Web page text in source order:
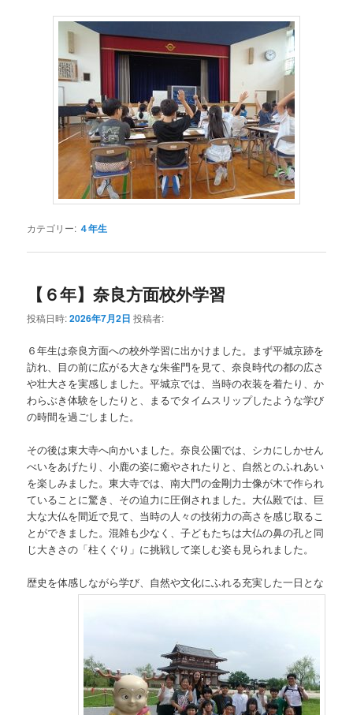
カテゴリー: ４年生
【６年】奈良方面校外学習
投稿日時:2026年7月2日 投稿者:
６年生は奈良方面への校外学習に出かけました。まず平城京跡を
訪れ、目の前に広がる大きな朱雀門を見て、奈良時代の都の広さ
や壮大さを実感しました。平城京では、当時の衣装を着たり、か
わらぶき体験をしたりと、まるでタイムスリップしたような学び
の時間を過ごしました。
その後は東大寺へ向かいました。奈良公園では、シカにしかせん
べいをあげたり、小鹿の姿に癒やされたりと、自然とのふれあい
を楽しみました。東大寺では、南大門の金剛力士像が木で作られ
ていることに驚き、その迫力に圧倒されました。大仏殿では、巨
大な大仏を間近で見て、当時の人々の技術力の高さを感じ取るこ
とができました。混雑も少なく、子どもたちは大仏の鼻の孔と同
じ大きさの「柱くぐり」に挑戦して楽しむ姿も見られました。
歴史を体感しながら学び、自然や文化にふれる充実した一日とな